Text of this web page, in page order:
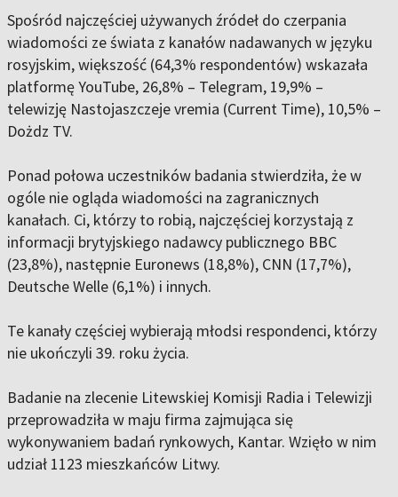
Spośród najczęściej używanych źródeł do czerpania
wiadomości ze świata z kanałów nadawanych w języku
rosyjskim, większość (64,3% respondentów) wskazała
platformę YouTube, 26,8% – Telegram, 19,9% –
telewizję Nastojaszczeje vremia (Current Time), 10,5% –
Dożdz TV.
Ponad połowa uczestników badania stwierdziła, że w
ogóle nie ogląda wiadomości na zagranicznych
kanałach. Ci, którzy to robią, najczęściej korzystają z
informacji brytyjskiego nadawcy publicznego BBC
(23,8%), następnie Euronews (18,8%), CNN (17,7%),
Deutsche Welle (6,1%) i innych.
Te kanały częściej wybierają młodsi respondenci, którzy
nie ukończyli 39. roku życia.
Badanie na zlecenie Litewskiej Komisji Radia i Telewizji
przeprowadziła w maju firma zajmująca się
wykonywaniem badań rynkowych, Kantar. Wzięło w nim
udział 1123 mieszkańców Litwy.